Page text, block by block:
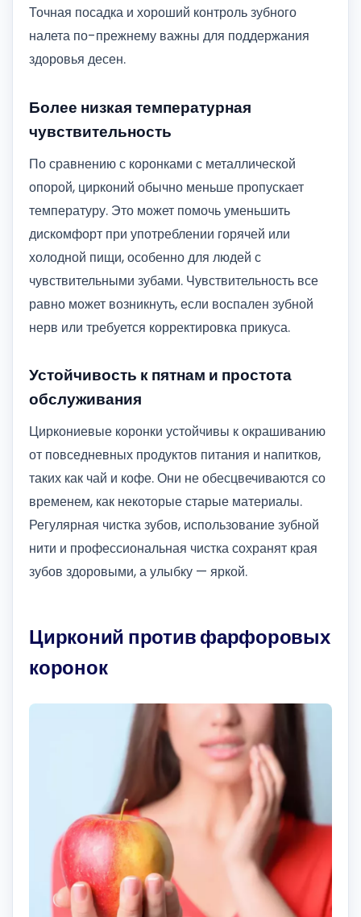
Точная посадка и хороший контроль зубного
налета по-прежнему важны для поддержания
здоровья десен.
Более низкая температурная
чувствительность
По сравнению с коронками с металлической
опорой, цирконий обычно меньше пропускает
температуру. Это может помочь уменьшить
дискомфорт при употреблении горячей или
холодной пищи, особенно для людей с
чувствительными зубами. Чувствительность все
равно может возникнуть, если воспален зубной
нерв или требуется корректировка прикуса.
Устойчивость к пятнам и простота
обслуживания
Циркониевые коронки устойчивы к окрашиванию
от повседневных продуктов питания и напитков,
таких как чай и кофе. Они не обесцвечиваются со
временем, как некоторые старые материалы.
Регулярная чистка зубов, использование зубной
нити и профессиональная чистка сохранят края
зубов здоровыми, а улыбку — яркой.
Цирконий против фарфоровых
коронок